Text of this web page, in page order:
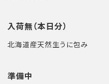
入荷無（本日分）
北海道産天然生うに包み
準備中